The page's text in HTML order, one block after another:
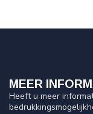
MEER
Heeft u meer